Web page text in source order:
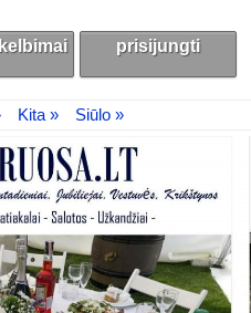
prisijungti
Kita » Siūlo »